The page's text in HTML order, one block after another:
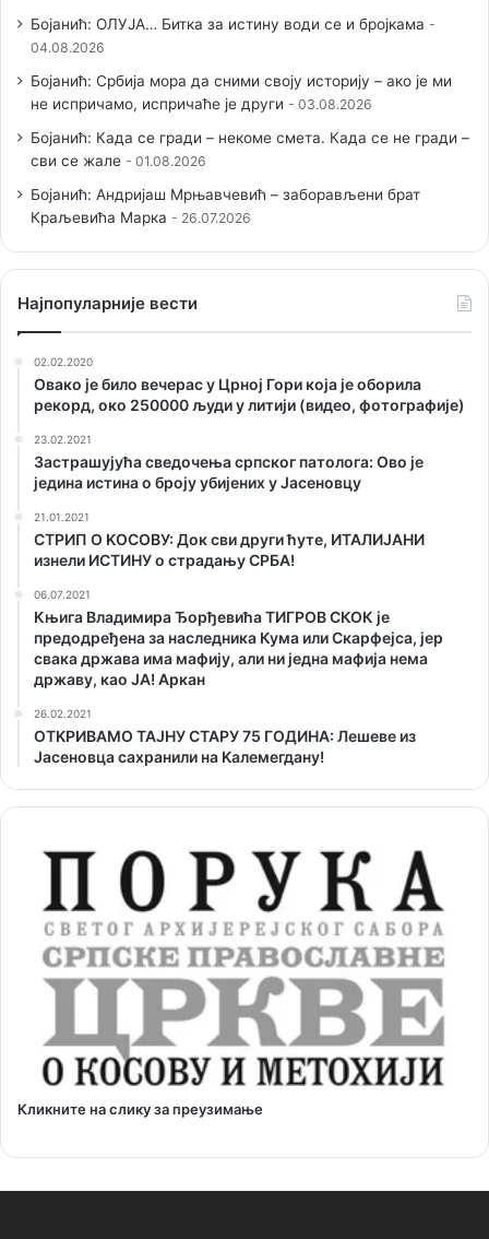
Бојанић: ОЛУЈА… Битка за истину води се и бројкама
04.08.2026
Бојанић: Србија мора да сними своју историју – ако је ми
не испричамо, испричаће је други
03.08.2026
Бојанић: Када се гради – некоме смета. Када се не гради –
сви се жале
01.08.2026
Бојанић: Андријаш Мрњавчевић – заборављени брат
Краљевића Марка
26.07.2026
Наjпопуларније вести
02.02.2020
Овако је било вечерас у Црној Гори која је оборила
рекорд, око 250000 људи у литији (видео, фотографије)
23.02.2021
Застрашујућа сведочења српског патолога: Ово је
једина истина о броју убијених у Јасеновцу
21.01.2021
СТРИП О KОСОВУ: Док сви други ћуте, ИТАЛИЈАНИ
изнели ИСТИНУ о страдању СРБА!
06.07.2021
Књига Владимира Ђорђевића ТИГРОВ СКОК је
предодређена за наследника Кума или Скарфејса, јер
свака држава има мафију, али ни једна мафија нема
државу, као ЈА! Аркан
26.02.2021
ОТKРИВАМО ТАЈНУ СТАРУ 75 ГОДИНА: Лешеве из
Јасеновца сахранили на Kалемегдану!
Кликните на слику за преузимање